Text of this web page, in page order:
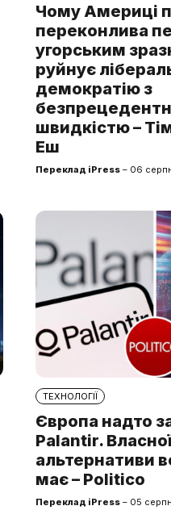
Чому Америці
переконлива
угорським
руйнує
демократію з
швидкістю –
Еш
Переклад iPress – 06
ТЕХНОЛОГІЇ
Європа надто
Palantir.
альтернативи
має – Politico
Переклад iPress – 05